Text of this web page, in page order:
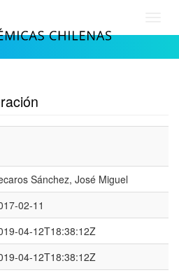
Sánchez, José Miguel
02-11
04-12T18:38:12Z
04-12T18:38:12Z